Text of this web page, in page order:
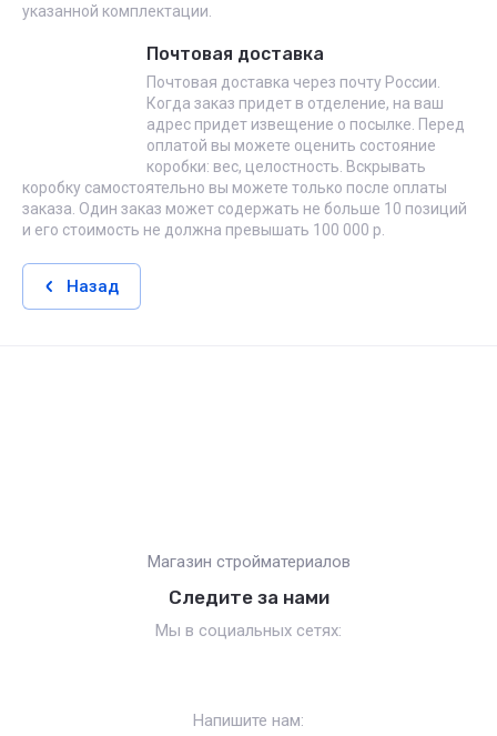
указанной комплектации.
Почтовая доставка
Почтовая доставка через почту России.
Когда заказ придет в отделение, на ваш
адрес придет извещение о посылке. Перед
оплатой вы можете оценить состояние
коробки: вес, целостность. Вскрывать
коробку самостоятельно вы можете только после оплаты
заказа. Один заказ может содержать не больше 10 позиций
и его стоимость не должна превышать 100 000 р.
Назад
Магазин стройматериалов
Следите за нами
Мы в социальных сетях:
Напишите нам: